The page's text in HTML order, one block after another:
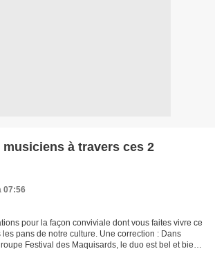
à travers ces 2
07:56
pour la façon conviviale dont vous faites vivre ce
pans de notre culture. Une correction : Dans
Festival des Maquisards, le duo est bel et bien